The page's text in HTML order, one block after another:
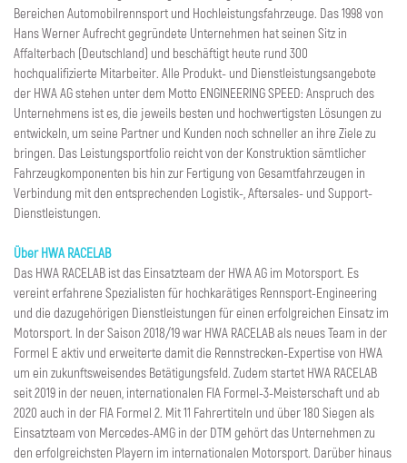
Bereichen Automobilrennsport und Hochleistungsfahrzeuge. Das 1998 von
Hans Werner Aufrecht gegründete Unternehmen hat seinen Sitz in
Affalterbach (Deutschland) und beschäftigt heute rund 300
hochqualifizierte Mitarbeiter. Alle Produkt- und Dienstleistungsangebote
der HWA AG stehen unter dem Motto ENGINEERING SPEED: Anspruch des
Unternehmens ist es, die jeweils besten und hochwertigsten Lösungen zu
entwickeln, um seine Partner und Kunden noch schneller an ihre Ziele zu
bringen. Das Leistungsportfolio reicht von der Konstruktion sämtlicher
Fahrzeugkomponenten bis hin zur Fertigung von Gesamtfahrzeugen in
Verbindung mit den entsprechenden Logistik-, Aftersales- und Support-
Dienstleistungen.
Über HWA RACELAB
Das HWA RACELAB ist das Einsatzteam der HWA AG im Motorsport. Es
vereint erfahrene Spezialisten für hochkarätiges Rennsport-Engineering
und die dazugehörigen Dienstleistungen für einen erfolgreichen Einsatz im
Motorsport. In der Saison 2018/19 war HWA RACELAB als neues Team in der
Formel E aktiv und erweiterte damit die Rennstrecken-Expertise von HWA
um ein zukunftsweisendes Betätigungsfeld. Zudem startet HWA RACELAB
seit 2019 in der neuen, internationalen FIA Formel-3-Meisterschaft und ab
2020 auch in der FIA Formel 2. Mit 11 Fahrertiteln und über 180 Siegen als
Einsatzteam von Mercedes-AMG in der DTM gehört das Unternehmen zu
den erfolgreichsten Playern im internationalen Motorsport. Darüber hinaus